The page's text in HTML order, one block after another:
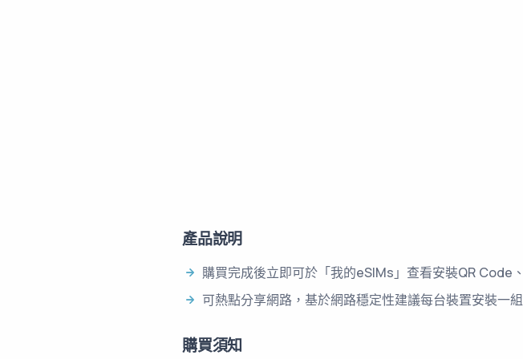
產品說明
購買完成後立即可於「我的eSIMs」查看安裝QR Code
可熱點分享網路，基於網路穩定性建議每台裝置安裝一
購買須知